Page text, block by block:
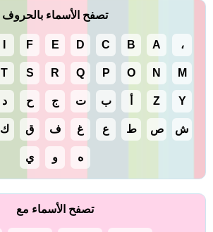
تصفح الأسماء بالحروف
، A
B
C
D
E
F
M
N
O
P
Q
R
S
T
Y
Z ب ت ج ح د
ش ص ط ع غ ف ق ك
ه و ي
تصفح الأسماء مع